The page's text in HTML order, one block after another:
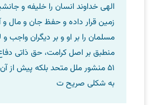
الهی خداوند انسان را خلیفه و
زمین قرار داده و حفظ جان و مال و
مسلمان را بر او و بر دیگران واجب
منطبق بر اصل کرامت، حق ذاتی
51 منشور ملل متحد بلکه پیش از
به شکلی صریح ت